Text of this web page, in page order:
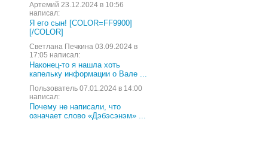
Артемий 23.12.2024 в 10:56
написал:
Я его сын! [COLOR=FF9900]
[/COLOR]
Светлана Печкина 03.09.2024 в
17:05 написал:
Наконец-то я нашла хоть
капельку информации о Вале ...
Пользователь 07.01.2024 в 14:00
написал:
Почему не написали, что
означает слово «Дэбэсэнэм» ...